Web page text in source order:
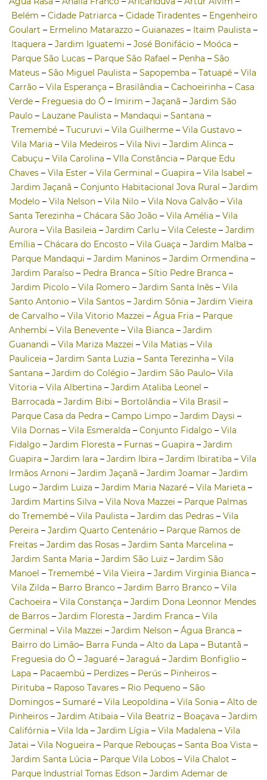
Belém – Cidade Patriarca – Cidade Tiradentes – Engenheiro
Goulart – Ermelino Matarazzo – Guianazes – Itaim Paulista –
Itaquera – Jardim Iguatemi – José Bonifácio – Moóca –
Parque São Lucas – Parque São Rafael – Penha – São
Mateus – São Miguel Paulista – Sapopemba – Tatuapé – Vila
Carrão – Vila Esperança – Brasilândia – Cachoeirinha – Casa
Verde – Freguesia do Ó – Imirim – Jaçanã – Jardim São
Paulo – Lauzane Paulista – Mandaqui – Santana –
Tremembé – Tucuruvi – Vila Guilherme – Vila Gustavo –
Vila Maria – Vila Medeiros – Vila Nivi – Jardim Alinca –
Cabuçu – Vila Carolina – VIla Constância – Parque Edu
Chaves – Vila Ester – Vila Germinal – Guapira – Vila Isabel –
Jardim Jaçanã – Conjunto Habitacional Jova Rural – Jardim
Modelo – Vila Nelson – Vila Nilo – Vila Nova Galvão – Vila
Santa Terezinha – Chácara São João – Vila Amélia – Vila
Aurora – Vila Basileia – Jardim Carlu – Vila Celeste – Jardim
Emília – Chácara do Encosto – Vila Guaça – Jardim Malba –
Parque Mandaqui – Jardim Maninos – Jardim Ormendina –
Jardim Paraíso – Pedra Branca – Sítio Pedre Branca –
Jardim Picolo – Vila Romero – Jardim Santa Inês – Vila
Santo Antonio – Vila Santos – Jardim Sônia – Jardim Vieira
de Carvalho – Vila Vitorio Mazzei – Água Fria – Parque
Anhembi – Vila Benevente – Vila Bianca – Jardim
Guanandi – Vila Mariza Mazzei – Vila Matias – Vila
Pauliceia – Jardim Santa Luzia – Santa Terezinha – Vila
Santana – Jardim do Colégio – Jardim São Paulo– Vila
Vitoria – Vila Albertina – Jardim Ataliba Leonel –
Barrocada – Jardim Bibi – Bortolândia – Vila Brasil –
Parque Casa da Pedra – Campo Limpo – Jardim Daysi –
Vila Dornas – Vila Esmeralda – Conjunto Fidalgo – Vila
Fidalgo – Jardim Floresta – Furnas – Guapira – Jardim
Guapira – Jardim Iara – Jardim Ibira – Jardim Ibiratiba – Vila
Irmãos Arnoni – Jardim Jaçanã – Jardim Joamar – Jardim
Lugo – Jardim Luiza – Jardim Maria Nazaré – Vila Marieta –
Jardim Martins Silva – Vila Nova Mazzei – Parque Palmas
do Tremembé – Vila Paulista – Jardim das Pedras – Vila
Pereira – Jardim Quarto Centenário – Parque Ramos de
Freitas – Jardim das Rosas – Jardim Santa Marcelina –
Jardim Santa Maria – Jardim São Luiz – Jardim São
Manoel – Tremembé – Vila Vieira – Jardim Virginia Bianca –
Vila Zilda – Barro Branco – Jardim Barro Branco – Vila
Cachoeira – Vila Constança – Jardim Dona Leonnor Mendes
de Barros – Jardim Floresta – Jardim Franca – Vila
Germinal – Vila Mazzei – Jardim Nelson – Água Branca –
Bairro do Limão– Barra Funda – Alto da Lapa – Butantã –
Freguesia do Ó – Jaguaré – Jaraguá – Jardim Bonfiglio –
Lapa – Pacaembú – Perdizes – Perús – Pinheiros –
Pirituba – Raposo Tavares – Rio Pequeno – São
Domingos – Sumaré – Vila Leopoldina – Vila Sonia – Alto de
Pinheiros – Jardim Atibaia – Vila Beatriz – Boaçava – Jardim
Califórnia – Vila Ida – Jardim Lígia – Vila Madalena – Vila
Jatai – Vila Nogueira – Parque Rebouças – Santa Boa Vista –
Jardim Santa Lúcia – Parque Vila Lobos – Vila Chalot –
Parque Industrial Tomas Edson – Jardim Ademar de